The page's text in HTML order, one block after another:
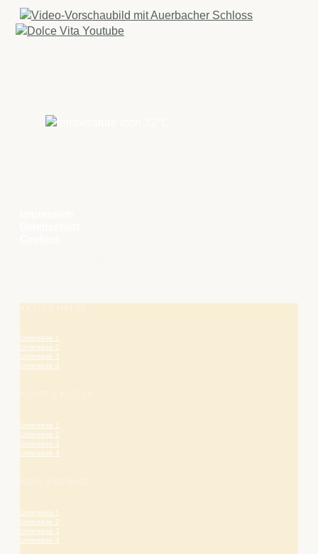
AKTIV & NATUR
Unterseite 1
Unterseite 2
Unterseite 3
Unterseite 4
Unterseite 1
Unterseite 2
Unterseite 3
Unterseite 4
Unterseite 1
Unterseite 2
Unterseite 3
Unterseite 4